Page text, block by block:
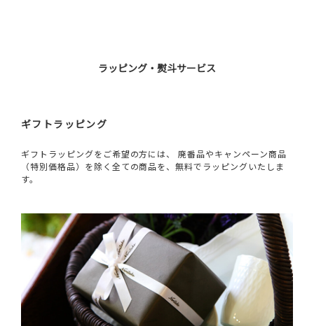
ラッピング・熨斗サービス
ギフトラッピング
ギフトラッピングをご希望の方には、 廃番品やキャンペーン商品
（特別価格品）を除く全ての商品を、無料でラッピングいたしま
す。